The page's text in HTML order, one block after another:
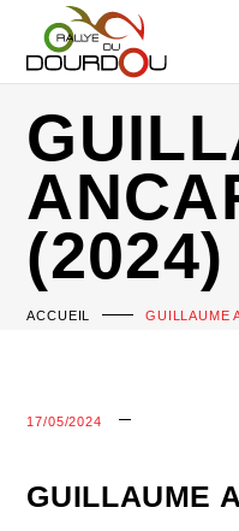
(2024)
ACCUEIL GUILLAUME
17/05/2024
GUILLAUME